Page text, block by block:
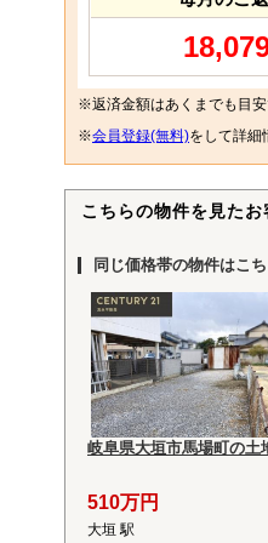
※返済金額はあくまでも目安
※会員登録(無料)をして詳細
こちらの物件を見たお
同じ価格帯の物件はこ
岐阜県大垣市馬場町の土
510万円
大垣 駅